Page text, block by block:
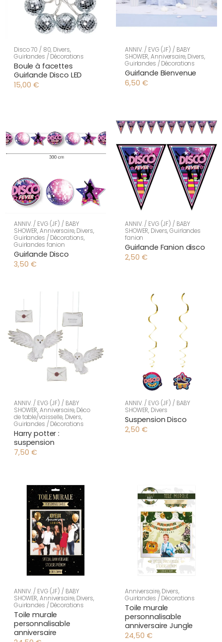
Disco 70 / 80, Divers,
Guirlandes / Décorations
Boule à facettes
Guirlande Disco LED
15,00 €
ANNIV. / EVG (JF) / BABY
SHOWER,Anniversaire,Divers,
Guirlandes / Décorations
Guirlande Bienvenue
6,50 €
ANNIV. / EVG (JF) / BABY
SHOWER,Anniversaire,Divers,
Guirlandes / Décorations,
Guirlandes fanion
Guirlande Disco
3,50 €
ANNIV. / EVG (JF) / BABY
SHOWER, Divers,Guirlandes
fanion
Guirlande Fanion disco
2,50 €
ANNIV. / EVG (JF) / BABY
SHOWER,Anniversaire,Déco
de table/vaisselle, Divers,
Guirlandes / Décorations
Harry potter :
suspension
7,50 €
ANNIV. / EVG (JF) / BABY
SHOWER, Divers
Suspension Disco
2,50 €
ANNIV. / EVG (JF) / BABY
SHOWER,Anniversaire,Divers,
Guirlandes / Décorations
Toile murale
personnalisable
anniversaire
Anniversaire,Divers,
Guirlandes / Décorations
Toile murale
personnalisable
anniversaire Jungle
24,50 €